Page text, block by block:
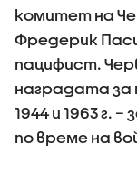
комитет на
Фредерик
пацифист.
наградата за
1944 и 1963 г.
по време на